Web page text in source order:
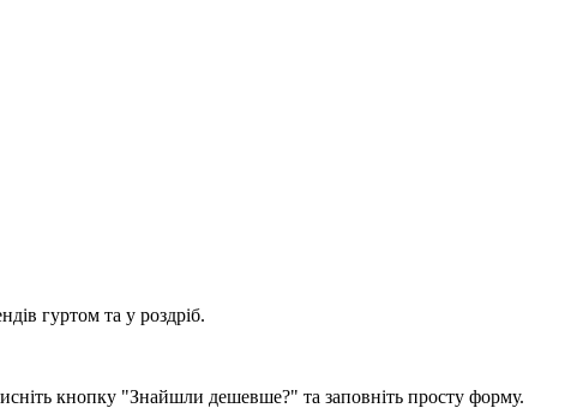
гуртом та у роздріб.
кнопку "Знайшли дешевше?" та заповніть просту форму.